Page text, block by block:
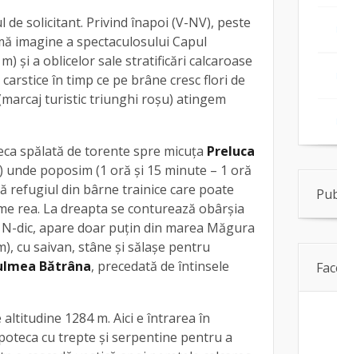
solicitant. Privind înapoi (V-NV), peste
imagine a spectaculosului Capul
şi a oblicelor sale stratificări calcaroase
în timp ce pe brâne cresc flori de
turistic triunghi roşu) atingem
spălată de torente spre micuţa Preluca
poposim (1 oră și 15 minute – 1 oră
refugiul din bârne trainice care poate
rea. La dreapta se conturează obârşia
dic, apare doar puţin din marea Măgura
cu saivan, stâne şi sălaşe pentru
Bătrâna, precedată de întinsele
1284 m. Aici e întrarea în
cu trepte și serpentine pentru a